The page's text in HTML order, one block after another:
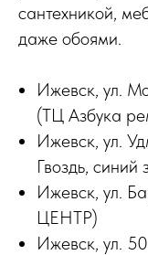
сантехникой,
даже обоями.
Ижевск, ул.
(ТЦ Азбука
Ижевск, ул.
Гвоздь, синий
Ижевск, ул.
ЦЕНТР)
Ижевск, ул.